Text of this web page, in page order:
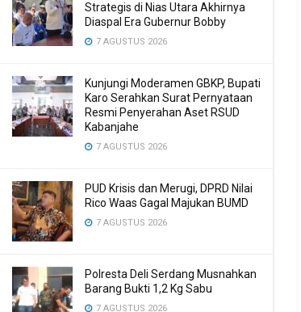
Strategis di Nias Utara Akhirnya
Diaspal Era Gubernur Bobby
7 AGUSTUS 2026
Kunjungi Moderamen GBKP, Bupati
Karo Serahkan Surat Pernyataan
Resmi Penyerahan Aset RSUD
Kabanjahe
7 AGUSTUS 2026
PUD Krisis dan Merugi, DPRD Nilai
Rico Waas Gagal Majukan BUMD
7 AGUSTUS 2026
Polresta Deli Serdang Musnahkan
Barang Bukti 1,2 Kg Sabu
7 AGUSTUS 2026